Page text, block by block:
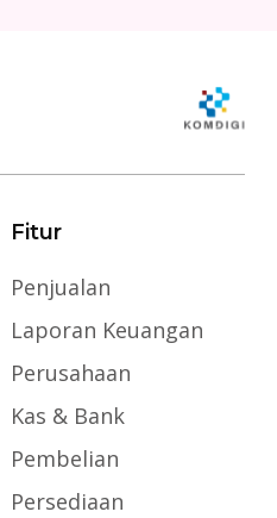
Fitur
Penjualan
Laporan Keuangan
Perusahaan
Kas & Bank
Pembelian
Persediaan